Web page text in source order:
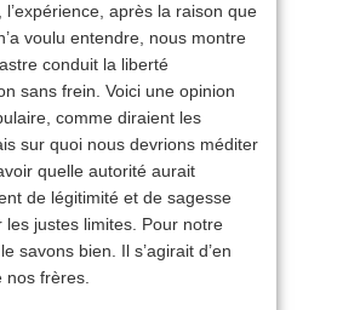
l’expérience, après la raison que
voulu entendre, nous montre
conduit la liberté
sans frein. Voici une opinion
comme diraient les
sur quoi nous devrions méditer
quelle autorité aurait
de légitimité et de sagesse
les justes limites. Pour notre
savons bien. Il s’agirait d’en
nos frères.